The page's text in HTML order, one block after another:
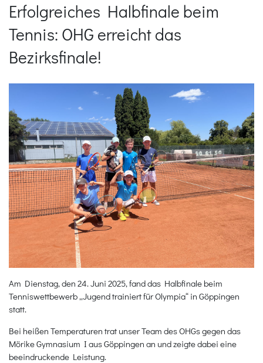
Erfolgreiches Halbfinale beim
Tennis: OHG erreicht das
Bezirksfinale!
Am Dienstag, den 24. Juni 2025, fand das Halbfinale beim
Tenniswettbewerb „Jugend trainiert für Olympia“ in Göppingen
statt.
Bei heißen Temperaturen trat unser Team des OHGs gegen das
Mörike Gymnasium I aus Göppingen an und zeigte dabei eine
beeindruckende Leistung.